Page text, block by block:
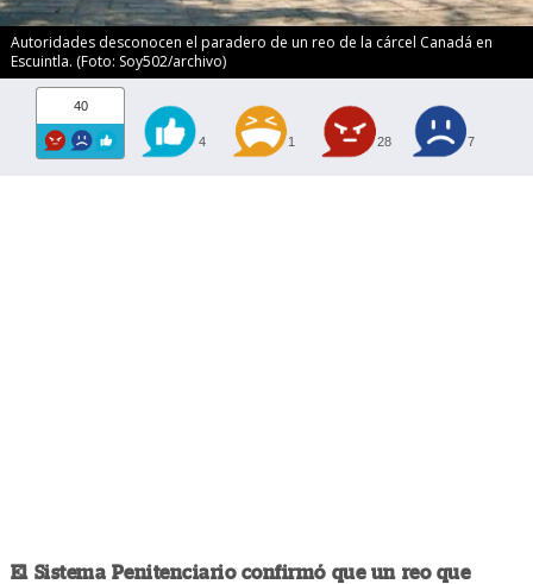
Autoridades desconocen el paradero de un reo de la cárcel Canadá en
Escuintla. (Foto: Soy502/archivo)
40
4 1 28 7
El Sistema Penitenciario confirmó que un reo que